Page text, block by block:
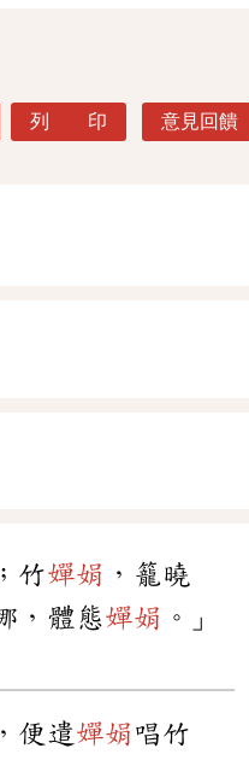
列 印 意見回饋
竹嬋娟 ，籠曉
，體態嬋娟 。」
便遣嬋娟 唱竹